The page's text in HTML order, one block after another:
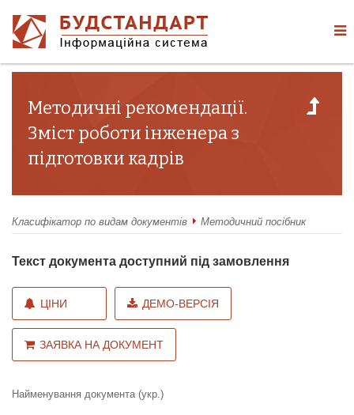
Методичні рекомендації.
Зміст роботи інженера з
підготовки кадрів
Класифікатор по видам документів Методичний посібник
Текст документа доступний під замовлення
ЦІНИ ДЕМО-ВЕРСІЯ
ЗАЯВКА НА ДОКУМЕНТ
Найменування документа (укр.)